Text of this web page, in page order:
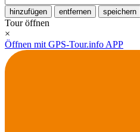
hinzufügen entfernen speichern
Tour öffnen
×
Öffnen mit GPS-Tour.info APP